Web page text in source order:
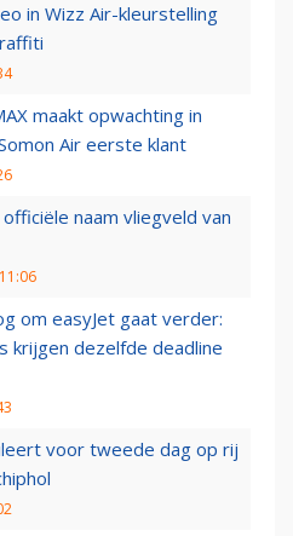
in Wizz Air-kleurstelling
maakt opwachting in
Air eerste klant
naam vliegveld van
om easyJet gaat verder:
krijgen dezelfde deadline
voor tweede dag op rij